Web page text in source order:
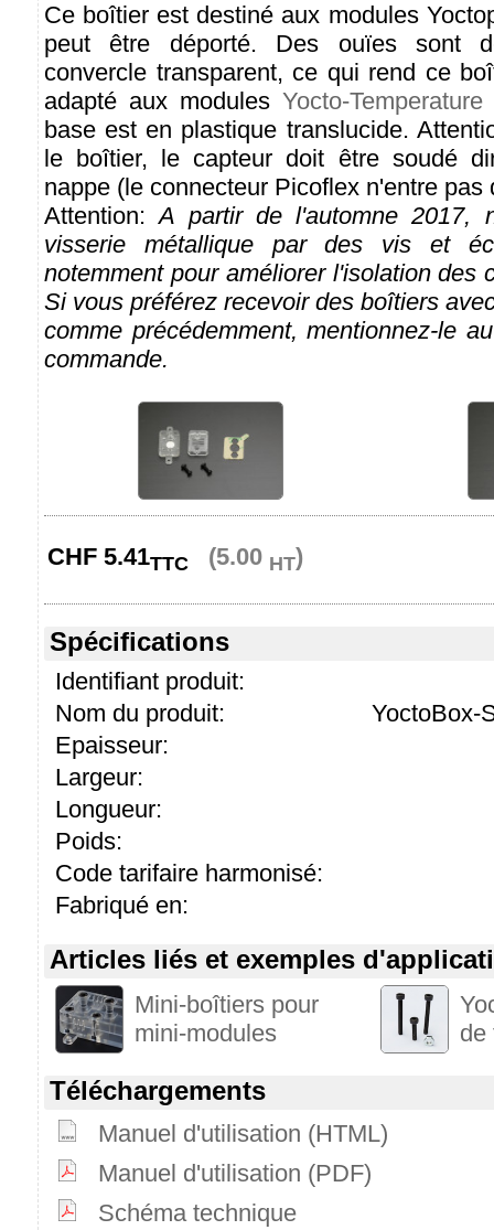
Ce boîtier est destiné aux modules
peut être déporté. Des ouïes sont
convercle transparent, ce qui rend ce
adapté aux modules Yocto-Temperature
base est en plastique translucide.
le boîtier, le capteur doit être soudé
nappe (le connecteur Picoflex n'entre pas
Attention:A partir de l'automne 2017,
visserie métallique par des vis et
notemment pour améliorer l'isolation des
Si vous préférez recevoir des boîtiers
comme précédemment, mentionnez-le
commande.
CHF 5.41TTC (5.00 HT)
Spécifications
Identifiant produit:
Nom du produit:
YoctoBox-
Epaisseur:
Largeur:
Longueur:
Poids:
Code tarifaire harmonisé:
Fabriqué en:
Articles liés et exemples
Mini-boîtiers pour
mini-modules
de
Téléchargements
Manuel d'utilisation (HTML)
Manuel d'utilisation (PDF)
Schéma technique